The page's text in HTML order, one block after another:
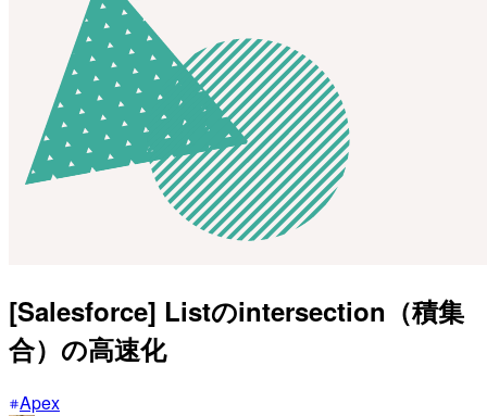
[Salesforce] Listのintersection（積集
合）の高速化
Apex